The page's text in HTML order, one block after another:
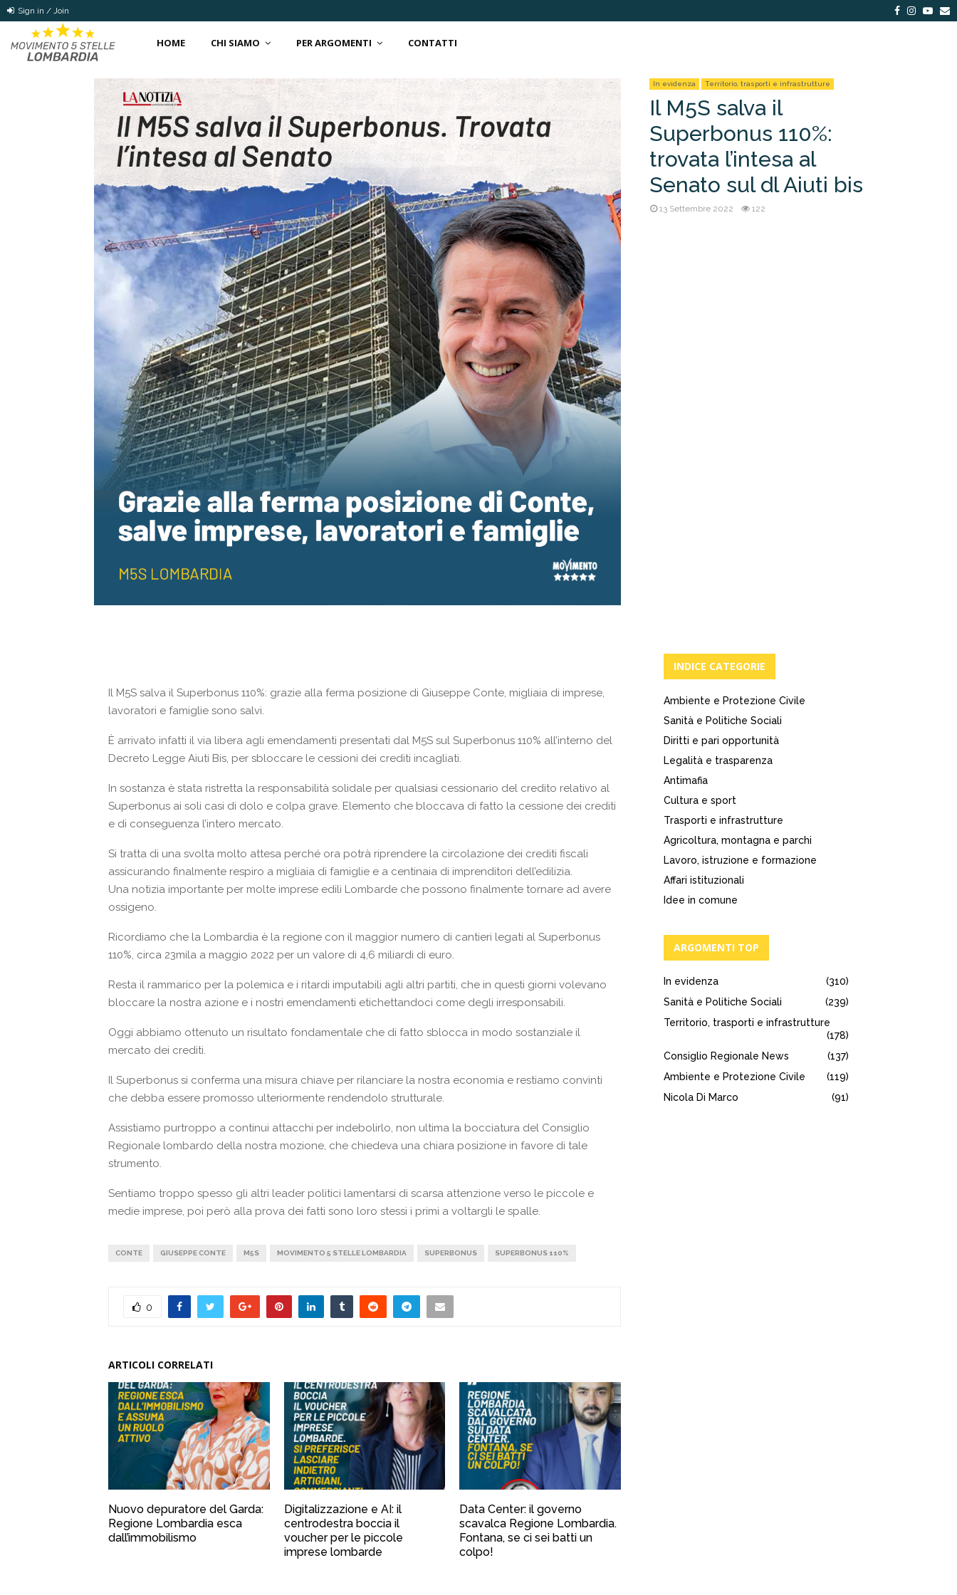
Sign in / Join Facebook
HOME CHI SIAMO PER ARGOMENTI CONTATTI
In evidenza Territorio, trasporti e infrastrutture
Il M5S salva il
Superbonus 110%:
trovata l’intesa al
Senato sul dl Aiuti bis
13 Settembre 2022 122
Il M5S salva il Superbonus 110%: grazie alla ferma posizione di Giuseppe Conte , migliaia di imprese,
lavoratori e famiglie sono salvi.
È arrivato infatti il via libera agli emendamenti presentati dal M5S sul Superbonus 110% all’interno del
Decreto Legge Aiuti Bis, per sbloccare le cessioni dei crediti incagliati.
In sostanza è stata ristretta la responsabilità solidale per qualsiasi cessionario del credito relativo al
Superbonus ai soli casi di dolo e colpa grave. Elemento che bloccava di fatto la cessione dei crediti
e di conseguenza l’intero mercato.
Si tratta di una svolta molto attesa perché ora potrà riprendere la circolazione dei crediti fiscali
assicurando finalmente respiro a migliaia di famiglie e a centinaia di imprenditori dell’edilizia.
Una notizia importante per molte imprese edili Lombarde che possono finalmente tornare ad avere
ossigeno.
Ricordiamo che la Lombardia è la regione con il maggior numero di cantieri legati al Superbonus
110%, circa 23mila a maggio 2022 per un valore di 4,6 miliardi di euro.
Resta il rammarico per la polemica e i ritardi imputabili agli altri partiti, che in questi giorni volevano
bloccare la nostra azione e i nostri emendamenti etichettandoci come degli irresponsabili.
Oggi abbiamo ottenuto un risultato fondamentale che di fatto sblocca in modo sostanziale il
mercato dei crediti.
Il Superbonus si conferma una misura chiave per rilanciare la nostra economia e restiamo convinti
che debba essere promosso ulteriormente rendendolo strutturale.
Assistiamo purtroppo a continui attacchi per indebolirlo, non ultima la bocciatura del Consiglio
Regionale lombardo della nostra mozione, che chiedeva una chiara posizione in favore di tale
strumento.
Sentiamo troppo spesso gli altri leader politici lamentarsi di scarsa attenzione verso le piccole e
medie imprese, poi però alla prova dei fatti sono loro stessi i primi a voltargli le spalle.
CONTE GIUSEPPE CONTE M5S MOVIMENTO 5 STELLE LOMBARDIA SUPERBONUS SUPERBONUS 110%
0
ARTICOLI CORRELATI
Nuovo depuratore del Garda:
Regione Lombardia esca
dall’immobilismo
Digitalizzazione e AI: il
centrodestra boccia il
voucher per le piccole
imprese lombarde
Data Center: il governo
scavalca Regione Lombardia.
Fontana, se ci sei batti un
colpo!
INDICE CATEGORIE
Ambiente e Protezione Civile
Sanità e Politiche Sociali
Diritti e pari opportunità
Legalità e trasparenza
Antimafia
Cultura e sport
Trasporti e infrastrutture
Agricoltura, montagna e parchi
Lavoro, istruzione e formazione
Affari istituzionali
Idee in comune
ARGOMENTI TOP
In evidenza
(310)
Sanità e Politiche Sociali
(239)
Territorio, trasporti e infrastrutture
(178)
Consiglio Regionale News
(137)
Ambiente e Protezione Civile
(119)
Nicola Di Marco
(91)